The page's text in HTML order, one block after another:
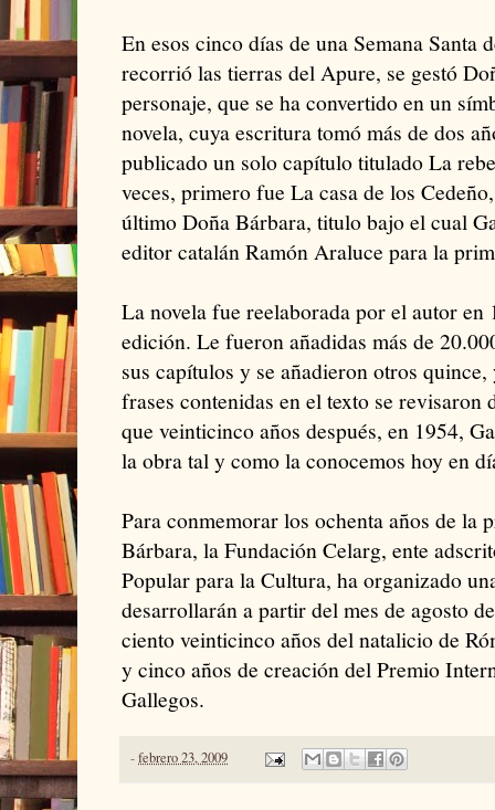
En esos cinco días de una Semana Santa
recorrió las tierras del Apure, se gestó
personaje, que se ha convertido en un
novela, cuya escritura tomó más de dos
publicado un solo capítulo titulado La
veces, primero fue La casa de los
último Doña Bárbara, titulo bajo el cual
editor catalán Ramón Araluce para la
La novela fue reelaborada por el autor en
edición. Le fueron añadidas más de
sus capítulos y se añadieron otros
frases contenidas en el texto se revisaron
que veinticinco años después, en 1954,
la obra tal y como la conocemos hoy en
Para conmemorar los ochenta años de la
Bárbara, la Fundación Celarg, ente
Popular para la Cultura, ha organizado
desarrollarán a partir del mes de agosto
ciento veinticinco años del natalicio de
y cinco años de creación del Premio
Gallegos.
-febrero 23, 2009